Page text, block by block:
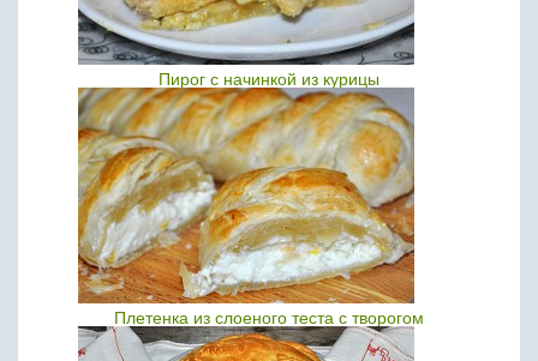
Пирог с начинкой из курицы
Плетенка из слоеного теста с творогом